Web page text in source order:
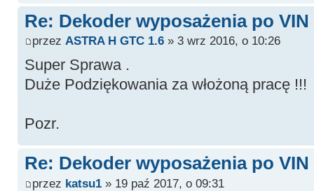
Re: Dekoder wyposażenia po
przez ASTRA H GTC 1.6» 3 wrz 2016, o 10:26
Super Sprawa .
Duże Podziękowania za włożoną pracę !!!
Pozr.
Re: Dekoder wyposażenia po
przez katsu1» 19 paź 2017, o 09:31